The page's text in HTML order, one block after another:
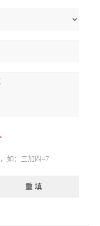
如：三加四=7